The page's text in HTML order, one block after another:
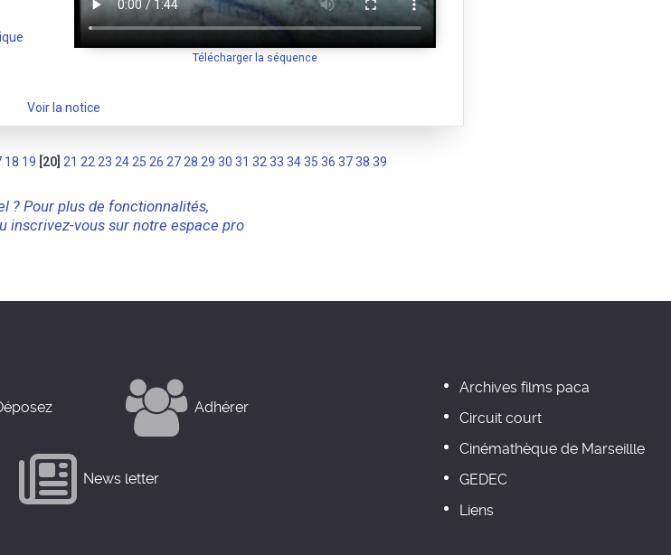
Télécharger la séquence
Voir la notice
18 19 [20] 21 22 23 24 25 26 27 28 29 30 31 32 33 3435 36 3738 39
? Pour plus de fonctionnalités,
inscrivez-vous sur notre espace pro
Adhérer
News letter
Archives films paca
Circuit court
Cinémathèque de Marseillle
GEDEC
Liens